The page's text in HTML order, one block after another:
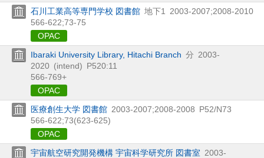
石川工業高等専門学校 図書館 地下1
2003-2007;2008-2010
566-622;73-75
OPAC
Ibaraki University Library, Hitachi Branch 分 2003-
2020 (intend) P520:11
566-769+
OPAC
医療創生大学 図書館 2003-2007;2008-2008 P52/N73
566-622;73(623-625)
OPAC
宇宙航空研究開発機構 宇宙科学研究所 図書室 2003-